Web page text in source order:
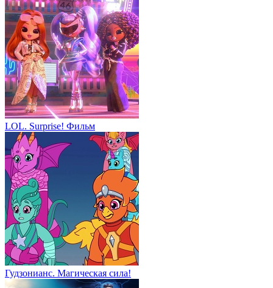
LOL. Surprise! Фильм
Гудзонианс. Магическая сила!